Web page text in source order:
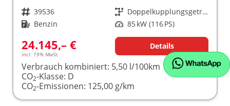
Fahrzeugnr. 39536 Getriebe
Doppelkupplungsgetriebe (DSG)
Kraftstoff Benzin Leistung 85 kW (116 PS)
24.145,– €
incl. 19% MwSt.
Details
Verbrauch kombiniert: 5,50 l/100km
CO2-Klasse: D
CO2-Emissionen: 125,00 g/km